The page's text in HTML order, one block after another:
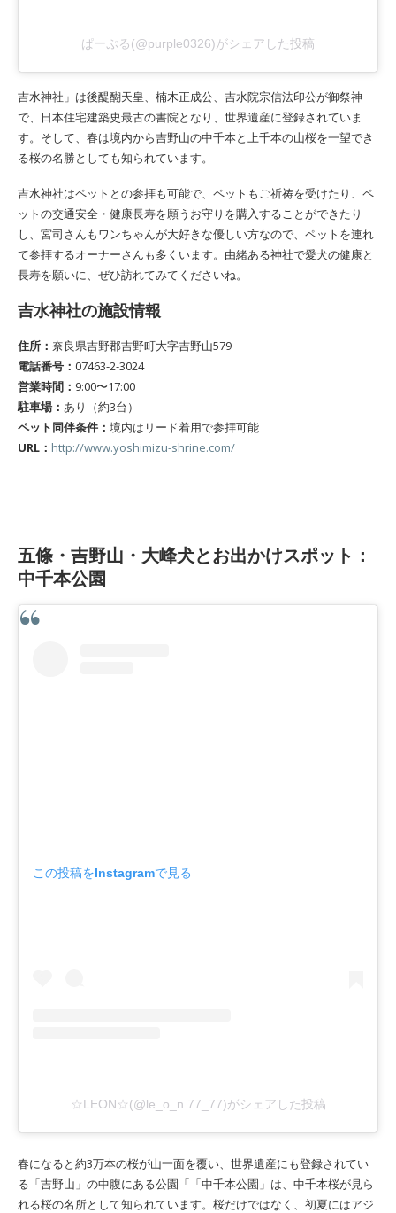
ぱーぷる(@purple0326)がシェアした投稿
吉水神社」は後醍醐天皇、楠木正成公、吉水院宗信法印公が御祭神
で、日本住宅建築史最古の書院となり、世界遺産に登録されていま
す。そして、春は境内から吉野山の中千本と上千本の山桜を一望でき
る桜の名勝としても知られています。
吉水神社はペットとの参拝も可能で、ペットもご祈祷を受けたり、ペ
ットの交通安全・健康長寿を願うお守りを購入することができたり
し、宮司さんもワンちゃんが大好きな優しい方なので、ペットを連れ
て参拝するオーナーさんも多くいます。由緒ある神社で愛犬の健康と
長寿を願いに、ぜひ訪れてみてくださいね。
吉水神社の施設情報
住所： 奈良県吉野郡吉野町大字吉野山579
電話番号： 07463-2-3024
営業時間： 9:00〜17:00
駐車場： あり（約3台）
ペット同伴条件： 境内はリード着用で参拝可能
URL： http://www.yoshimizu-shrine.com/
五條・吉野山・大峰犬とお出かけスポット：
中千本公園
この投稿をInstagramで見る
☆LEON☆(@le_o_n.77_77)がシェアした投稿
春になると約3万本の桜が山一面を覆い、世界遺産にも登録されてい
る「吉野山」の中腹にある公園「「中千本公園」は、中千本桜が見ら
れる桜の名所として知られています。桜だけではなく、初夏にはアジ